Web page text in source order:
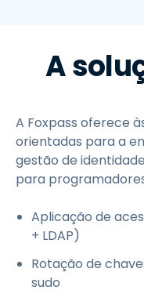
A
A Foxpass oferece
orientadas para a
gestão de
para
Aplicação de
+ LDAP)
Rotação de
sudo